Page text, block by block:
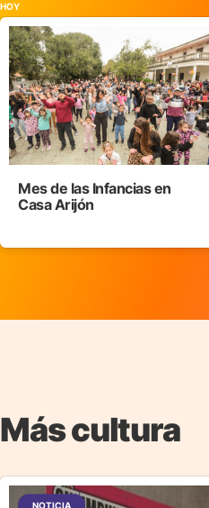
HOY
Mes de las Infancias en
Casa Arijón
Más cultura
NOTICIA